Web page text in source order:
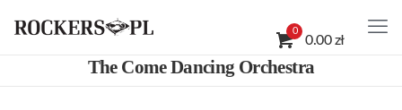
0
0.00 zł
The Come Dancing Orchestra